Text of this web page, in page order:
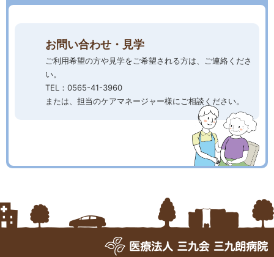
お問い合わせ・見学
ご利用希望の方や見学をご希望される方は、ご連絡くださ
い。
TEL：0565-41-3960
または、担当のケアマネージャー様にご相談ください。